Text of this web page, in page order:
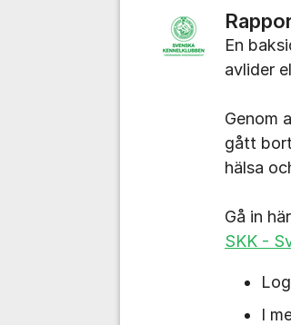
En
avlider
Genom
gått
hälsa
Gå in
SKK -
I